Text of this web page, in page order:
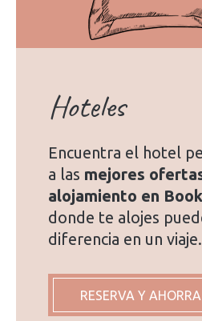
Hoteles
Encuentra el hotel
a las mejores
alojamiento en
donde te alojes
diferencia en un viaje.
RESERVA Y AHORRA